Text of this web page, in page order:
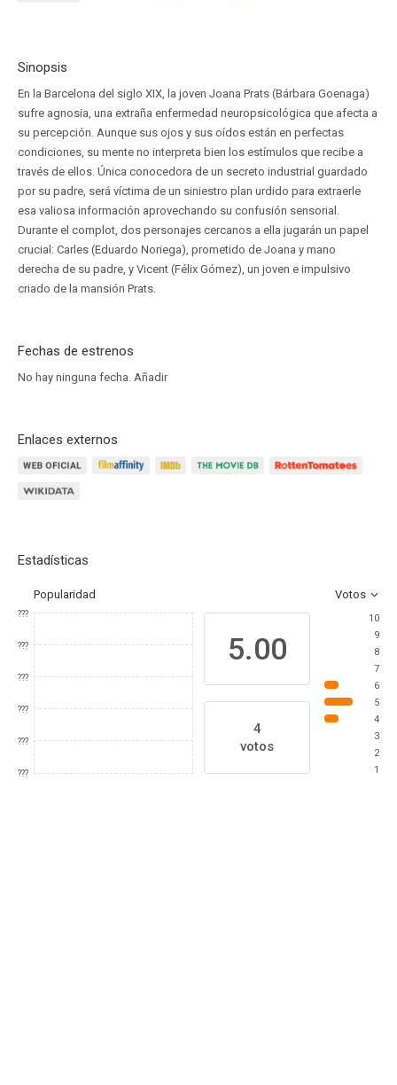
Sinopsis
En la Barcelona del siglo XIX, la joven Joana Prats (Bárbara Goenaga)
sufre agnosia, una extraña enfermedad neuropsicológica que afecta a
su percepción. Aunque sus ojos y sus oídos están en perfectas
condiciones, su mente no interpreta bien los estímulos que recibe a
través de ellos. Única conocedora de un secreto industrial guardado
por su padre, será víctima de un siniestro plan urdido para extraerle
esa valiosa información aprovechando su confusión sensorial.
Durante el complot, dos personajes cercanos a ella jugarán un papel
crucial: Carles (Eduardo Noriega), prometido de Joana y mano
derecha de su padre, y Vicent (Félix Gómez), un joven e impulsivo
criado de la mansión Prats.
Fechas de estrenos
No hay ninguna fecha. Añadir
Enlaces externos
Estadísticas
Popularidad Votos
???
???
???
???
???
???
5.00
4
votos
10
9
8
7
6
5
4
3
2
1